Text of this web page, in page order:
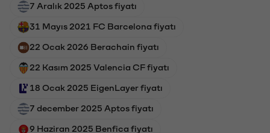
7 Aralık 2025 Aptos fiyatı
31 Mayıs 2021 FC Barcelona fiyatı
22 Ocak 2026 Berachain fiyatı
22 Kasım 2025 Valencia CF fiyatı
18 Ocak 2025 EigenLayer fiyatı
7 december 2025 Aptos fiyatı
9 Haziran 2025 Benfica fiyatı